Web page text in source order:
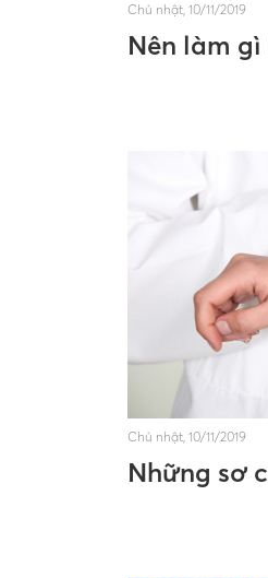
Chủ nhật, 10/11/2019
Nên làm
Chủ nhật, 10/11/2019
Những sơ